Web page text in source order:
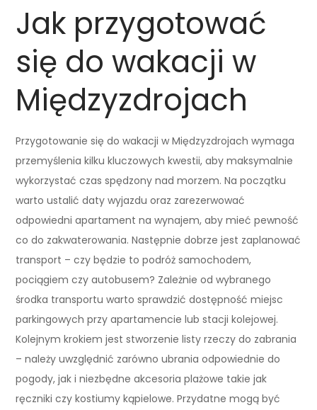
Jak przygotować
się do wakacji w
Międzyzdrojach
Przygotowanie się do wakacji w Międzyzdrojach wymaga
przemyślenia kilku kluczowych kwestii, aby maksymalnie
wykorzystać czas spędzony nad morzem. Na początku
warto ustalić daty wyjazdu oraz zarezerwować
odpowiedni apartament na wynajem, aby mieć pewność
co do zakwaterowania. Następnie dobrze jest zaplanować
transport – czy będzie to podróż samochodem,
pociągiem czy autobusem? Zależnie od wybranego
środka transportu warto sprawdzić dostępność miejsc
parkingowych przy apartamencie lub stacji kolejowej.
Kolejnym krokiem jest stworzenie listy rzeczy do zabrania
– należy uwzględnić zarówno ubrania odpowiednie do
pogody, jak i niezbędne akcesoria plażowe takie jak
ręczniki czy kostiumy kąpielowe. Przydatne mogą być